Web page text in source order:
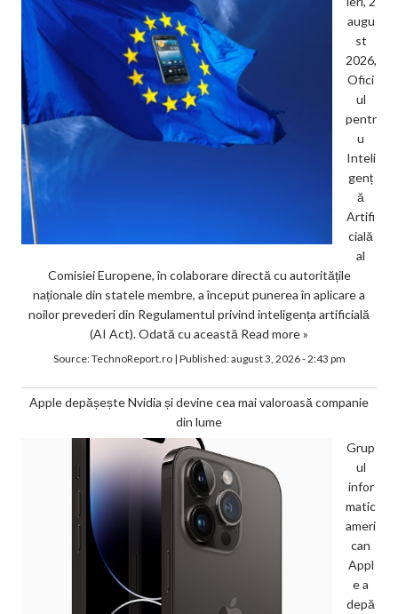
augu
st
2026,
Ofici
ul
pentr
u
Inteli
genț
ă
Artifi
cială
al
Comisiei Europene, în colaborare directă cu autoritățile
naționale din statele membre, a început punerea în aplicare a
noilor prevederi din Regulamentul privind inteligența artificială
(AI Act). Odată cu această Read more »
Source:TechnoReport.ro| Published:august 3, 2026 - 2:43 pm
Apple depășește Nvidia și devine cea mai valoroasă companie
din lume
Grup
ul
infor
matic
ameri
can
Appl
e a
depă